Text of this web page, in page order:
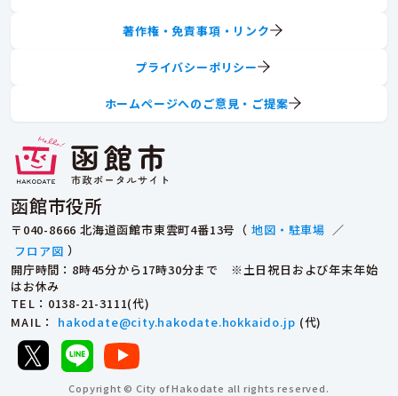
函館市役所
〒040-8666 北海道函館市東雲町4番13号（ 地図・駐車場 ／
フロア図 ）
開庁時間：8時45分から17時30分まで ※土日祝日および年末年始
はお休み
TEL ：0138-21-3111(代)
MAIL ： hakodate@city.hakodate.hokkaido.jp (代)
著作権・免責事項・リンク
プライバシーポリシー
ホームページへのご意見・ご提案
Copyright © City of Hakodate all rights reserved.